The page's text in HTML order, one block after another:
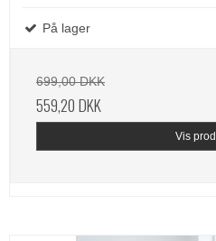
På lager
699,00 DKK
559,20 DKK
Vis